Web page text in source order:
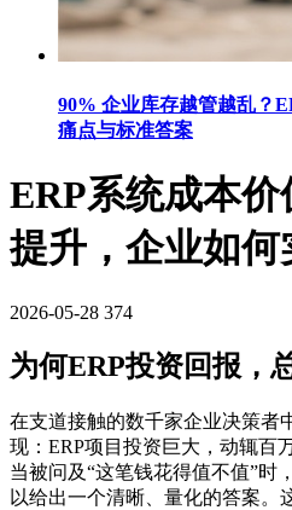
90% 企业库存越管越乱？
痛点与标准答案
ERP系统成本
提升，企业如何
2026-05-28 374
为何ERP投资回报，
在支道接触的数千家企业决策者
现：ERP项目投资巨大，动辄百
当被问及“这笔钱花得值不值”时
以给出一个清晰、量化的答案。